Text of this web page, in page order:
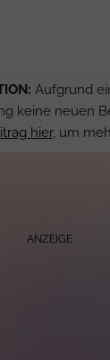
Aufgrund
keine neuen
hier, um